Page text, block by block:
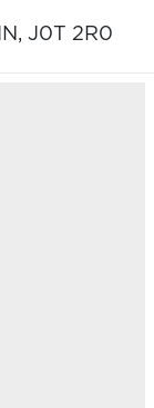
J0T 2R0